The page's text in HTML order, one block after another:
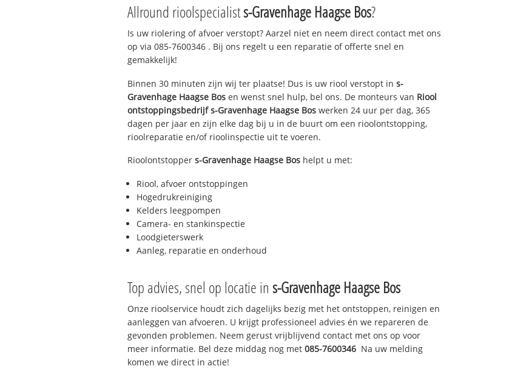
Allround rioolspecialists-Gravenhage Haagse Bos?
Is uw riolering of afvoer verstopt? Aarzel niet en neem direct contact met ons
op via 085-7600346 . Bij ons regelt u een reparatie of offerte snel en
gemakkelijk!
Binnen 30 minuten zijn wij ter plaatse! Dus is uw riool verstopt in s-
Gravenhage Haagse Bos en wenst snel hulp, bel ons. De monteurs van Riool
ontstoppingsbedrijfs-Gravenhage Haagse Bos werken 24 uur per dag, 365
dagen per jaar en zijn elke dag bij u in de buurt om een rioolontstopping,
rioolreparatie en/of rioolinspectie uit te voeren.
Rioolontstopper s-Gravenhage Haagse Bos helpt u met:
Riool, afvoer ontstoppingen
Hogedrukreiniging
Kelders leegpompen
Camera- en stankinspectie
Loodgieterswerk
Aanleg, reparatie en onderhoud
Top advies, snel op locatie in s-Gravenhage Haagse Bos
Onze rioolservice houdt zich dagelijks bezig met het ontstoppen, reinigen en
aanleggen van afvoeren. U krijgt professioneel advies én we repareren de
gevonden problemen. Neem gerust vrijblijvend contact met ons op voor
meer informatie. Bel deze middag nog met 085-7600346 Na uw melding
komen we direct in actie!